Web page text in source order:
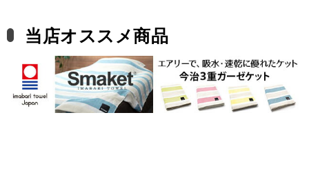
当店オススメ商品